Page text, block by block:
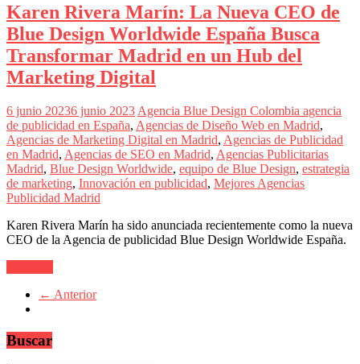
Karen Rivera Marín: La Nueva CEO de
Blue Design Worldwide España Busca
Transformar Madrid en un Hub del
Marketing Digital
6 junio 20236 junio 2023Agencia Blue Design Colombia agencia
de publicidad en España, Agencias de Diseño Web en Madrid,
Agencias de Marketing Digital en Madrid, Agencias de Publicidad
en Madrid, Agencias de SEO en Madrid, Agencias Publicitarias
Madrid, Blue Design Worldwide, equipo de Blue Design, estrategia
de marketing, Innovación en publicidad, Mejores Agencias
Publicidad Madrid
Karen Rivera Marín ha sido anunciada recientemente como la nueva
CEO de la Agencia de publicidad Blue Design Worldwide España.
← Anterior
Buscar